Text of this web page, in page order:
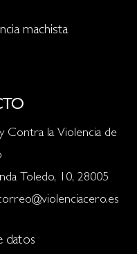
machista
Contra la Violencia de
Toledo, 10, 28005
datos